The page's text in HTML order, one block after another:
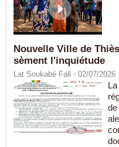
Nouvelle Ville de
sèment l'inquiétude
Lat Soukabé Fall - 02/07/2026